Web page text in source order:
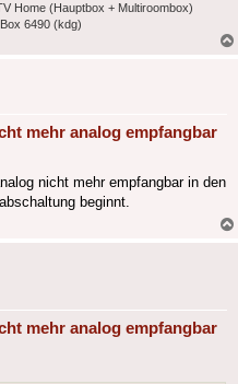
Home (Hauptbox + Multiroombox)
6490 (kdg)
mehr analog empfangbar
nicht mehr empfangbar in den
beginnt.
mehr analog empfangbar